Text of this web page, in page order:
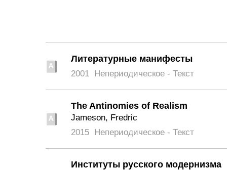
Литературные манифесты
2001 Непериодическое - Текст
The Antinomies of Realism
Jameson, Fredric
2015 Непериодическое - Текст
Институты русского модернизма